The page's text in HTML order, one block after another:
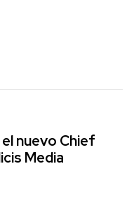
nuevo Chief
Media